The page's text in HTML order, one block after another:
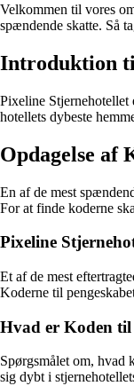
Velkommen til vores
spændende skatte. Så
Introduktion
Pixeline
hotellets dybeste
Opdagelse af
En af de mest
For at finde koderne
Pixeline
Et af de mest
Koderne til
Hvad er Koden til
Spørgsmålet om, hvad
sig dybt i